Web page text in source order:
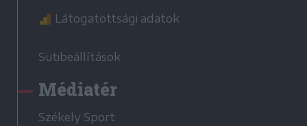
Látogatottsági adatok
Sütibeállítások
Médiatér
Székely Sport